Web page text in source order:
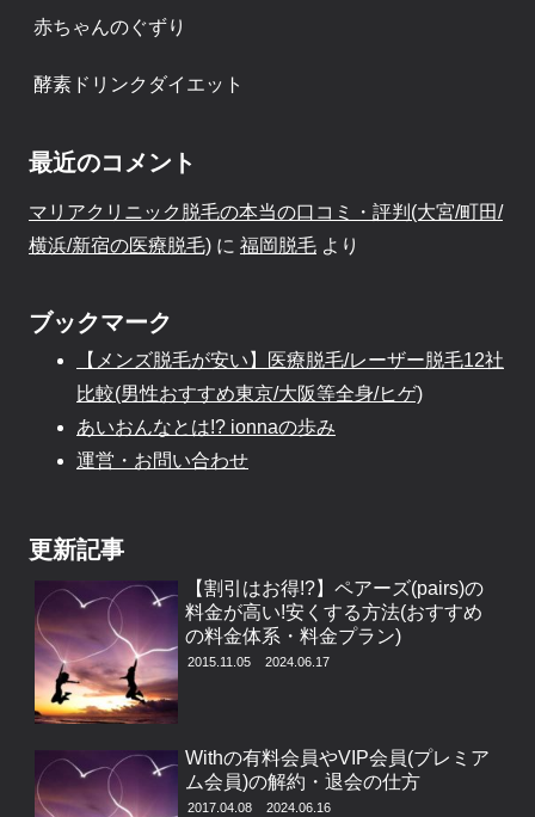
赤ちゃんのぐずり
酵素ドリンクダイエット
最近のコメント
マリアクリニック脱毛の本当の口コミ・評判(大宮/町田/
横浜/新宿の医療脱毛) に 福岡脱毛 より
ブックマーク
【メンズ脱毛が安い】医療脱毛/レーザー脱毛12社
比較(男性おすすめ東京/大阪等全身/ヒゲ)
あいおんなとは!? ionnaの歩み
運営・お問い合わせ
更新記事
【割引はお得!?】ペアーズ(pairs)の
料金が高い!安くする方法(おすすめ
の料金体系・料金プラン)
2015.11.05 2024.06.17
Withの有料会員やVIP会員(プレミア
ム会員)の解約・退会の仕方
2017.04.08 2024.06.16